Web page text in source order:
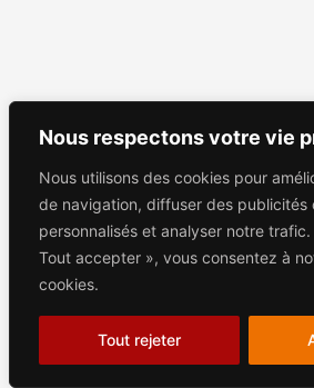
Nous respectons votre vie
Nous utilisons des cookies pour
de navigation, diffuser des publicités
personnalisés et analyser notre
Tout accepter », vous consentez à
cookies.
Tout rejeter